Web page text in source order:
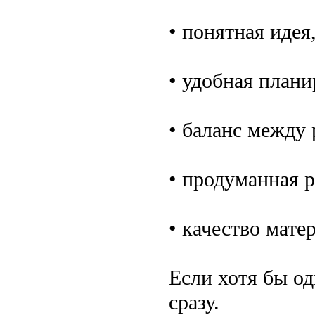
• понятная
• удобная
• баланс между
• продуманная
• качество
Если хотя бы
сразу.